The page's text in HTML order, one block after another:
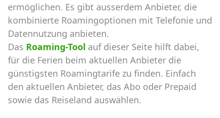
ermöglichen. Es gibt ausserdem Anbieter, die
kombinierte Roamingoptionen mit Telefonie und
Datennutzung anbieten.
Das Roaming-Tool auf dieser Seite hilft dabei,
für die Ferien beim aktuellen Anbieter die
günstigsten Roamingtarife zu finden. Einfach
den aktuellen Anbieter, das Abo oder Prepaid
sowie das Reiseland auswählen.